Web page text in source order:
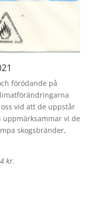
förödande på
vid att de uppstår
vi de
skogsbränder,
kr.